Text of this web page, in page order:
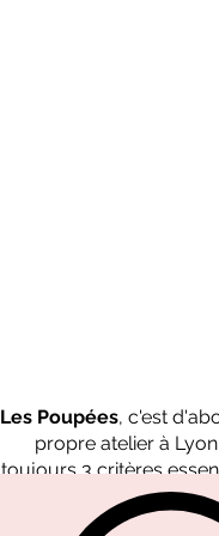
Les Poupées, c'est
propre atelier à
toujours 3 critères